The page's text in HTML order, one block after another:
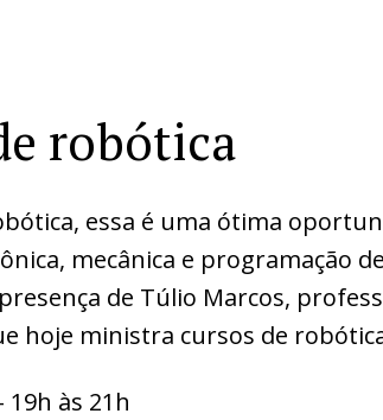
robótica
essa é uma ótima
mecânica e programação
de Túlio Marcos,
hoje ministra cursos de
19h às 21h